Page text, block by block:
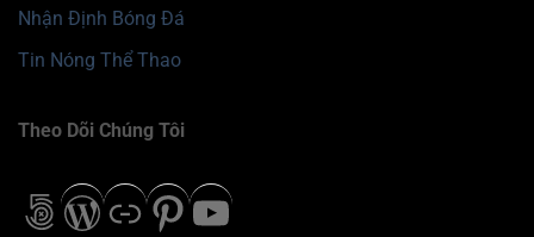
Nhận Định Bóng Đá
Tin Nóng Thể Thao
Theo Dõi Chúng Tôi
500px
WordPress
Liên kếtPinterest
Youtube